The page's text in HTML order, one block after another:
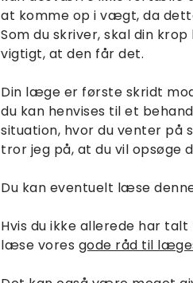
at komme op i vægt, da
Som du skriver, skal din
vigtigt, at den får det.
Din læge er første skridt
du kan henvises til et
situation, hvor du venter på
tror jeg på, at du vil opsøge
Du kan eventuelt læse
Hvis du ikke allerede har
læse vores gode råd til